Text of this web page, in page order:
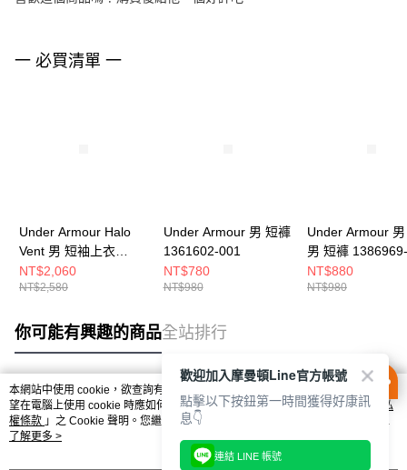
一 必買清單 一
Under Armour Halo
Vent 男 短袖上衣
6001829-008
NT$2,060
NT$2,580
Under Armour 男 短褲
1361602-001
NT$780
NT$980
Under Armour
男 短褲
NT$880
NT$980
你可能有興趣的商品全站排行
熱門標籤
本網站中使用 cookie，欲查詢有關本網站使用 cookie 方式之詳情，及若您不希
望在電腦上使用 cookie 時應如何變更電腦的 cookie 設定，請參閱本網站「
隱私
權條款 」之 Cookie 聲明。您繼續使用本網站即表示您同意本公司得按本網站使
用條款之 Cookie 聲明使用 cookie。
了解更多 >
歡迎加入摩曼頓Line官方帳號
點擊以下按鈕第一時間獲得好康訊
息👇
連結 LINE 帳號